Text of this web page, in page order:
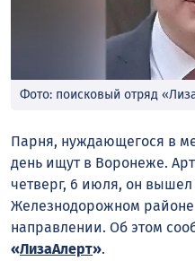
Фото: поисковый отряд
Парня, нуждающегося в
день ищут в Воронеже.
четверг, 6 июля, он
Железнодорожном районе
направлении. Об этом
«ЛизаАлерт».